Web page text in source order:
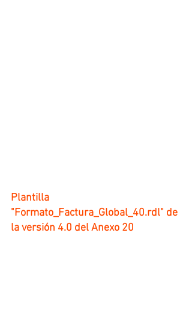
Plantilla
"Formato_Factura_Global_40.rdl" de
la versión 4.0 del Anexo 20